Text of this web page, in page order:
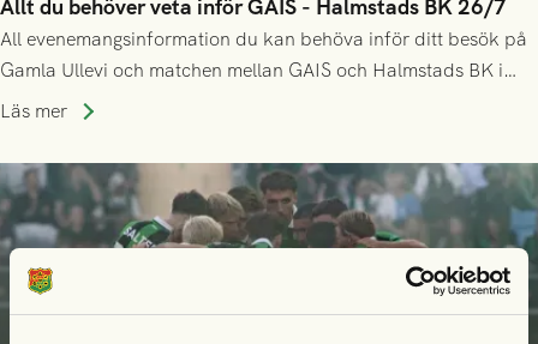
Allt du behöver veta inför GAIS - Halmstads BK 26/7
All evenemangsinformation du kan behöva inför ditt besök på
Gamla Ullevi och matchen mellan GAIS och Halmstads BK i
Allsvenskan! Avspark kl 16.30 på söndag 26/7.
Läs mer